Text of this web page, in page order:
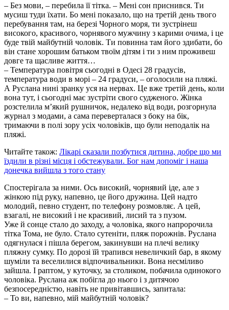
– Без мови, – перебила її тітка. – Мені сон приснився. Ти
мусиш туди їхати. Бо мені показало, що на третій день твого
перебування там, на березі Чорного моря, ти зустрінеш
високого, красивого, чорнявого мужчину з карими очима, і це
буде твій майбутній чоловік. Ти повинна там його здибати, бо
він стане хорошим батьком твоїм дітям і ти з ним проживеш
довге та щасливе життя…
– Температура повітря сьогодні в Одесі 28 градусів,
температура води в морі – 24 градуси, – оголосили на пляжі.
А Руслана нині зранку уся на нервах. Це вже третій день, коли
вона тут, і сьогодні має зустріти свого судженого. Жінка
розстелила м’який рушничок, недалеко від води, розгорнула
журнал з модами, а сама переверталася з боку на бік,
тримаючи в полі зору усіх чоловіків, що були неподалік на
пляжі.
Читайте також: Лікарі сказали позбутися дитина, добре що ми
їздили в різні місця і обстежували. Бог нам допоміг і наша
донечка вийшла з того стану
Спостерігала за ними. Ось високий, чорнявий іде, але з
жінкою під руку, напевно, це його дружина. Цей надто
молодий, певно студент, по телефону розмовляє. А цей,
взагалі, не високий і не красивий, лисий та з пузом.
Уже й сонце стало до заходу, а чоловіка, якого напророчила
тітка Тома, не було. Стало сутеніти, пляж порожнів. Руслана
одягнулася і пішла берегом, закинувши на плечі велику
пляжну сумку. По дорозі їй трапився невеличкий бар, в якому
шуміли та веселилися відпочивальники. Вона несміливо
зайшла. І раптом, у куточку, за столиком, побачила одинокого
чоловіка. Руслана аж побігла до нього і з дитячою
безпосередністю, навіть не привітавшись, запитала:
– То ви, напевно, мій майбутній чоловік?